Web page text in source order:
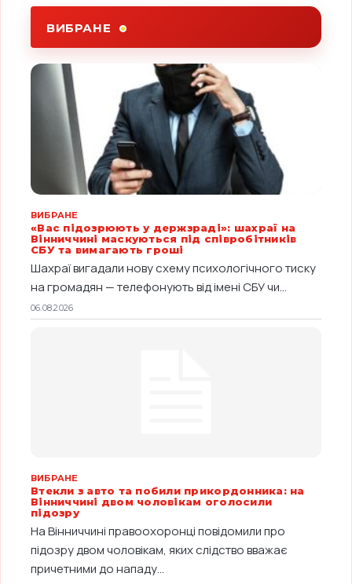
ВИБРАНЕ
ВИБРАНЕ
«Вас підозрюють у держзраді»: шахраї на
Вінниччині маскуються під співробітників
СБУ та вимагають гроші
Шахраї вигадали нову схему психологічного тиску
на громадян — телефонують від імені СБУ чи...
06.08.2026
ВИБРАНЕ
Втекли з авто та побили прикордонника: на
Вінниччині двом чоловікам оголосили
підозру
На Вінниччині правоохоронці повідомили про
підозру двом чоловікам, яких слідство вважає
причетними до нападу...